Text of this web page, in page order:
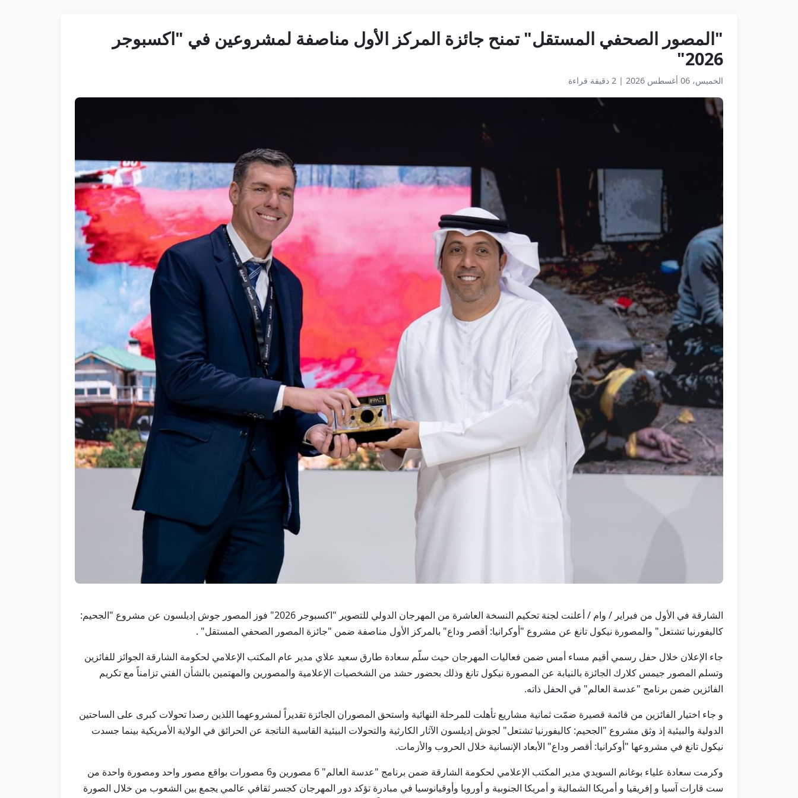
"المصور الصحفي المستقل" تمنح جائزة المركز الأول مناصفة لمشروعين في "اكسبوجر
2026"
الخميس، 06 أغسطس 2026 | 2 دقيقة قراءة
الشارقة في الأول من فبراير / وام / أعلنت لجنة تحكيم النسخة العاشرة من المهرجان الدولي للتصوير "اكسبوجر 2026" فوز المصور جوش إديلسون عن مشروع "الجحيم:
كاليفورنيا تشتعل" والمصورة نيكول تانغ عن مشروع "أوكرانيا: أقصر وداع" بالمركز الأول مناصفة ضمن "جائزة المصور الصحفي المستقل" .
جاء الإعلان خلال حفل رسمي أقيم مساء أمس ضمن فعاليات المهرجان حيث سلّم سعادة طارق سعيد علاي مدير عام المكتب الإعلامي لحكومة الشارقة الجوائز للفائزين
وتسلم المصور جيمس كلارك الجائزة بالنيابة عن المصورة نيكول تانغ وذلك بحضور حشد من الشخصيات الإعلامية والمصورين والمهتمين بالشأن الفني تزامناً مع تكريم
الفائزين ضمن برنامج "عدسة العالم" في الحفل ذاته.
و جاء اختيار الفائزين من قائمة قصيرة ضمّت ثمانية مشاريع تأهلت للمرحلة النهائية واستحق المصوران الجائزة تقديراً لمشروعهما اللذين رصدا تحولات كبرى على الساحتين
الدولية والبيئية إذ وثق مشروع "الجحيم: كاليفورنيا تشتعل" لجوش إديلسون الآثار الكارثية والتحولات البيئية القاسية الناتجة عن الحرائق في الولاية الأمريكية بينما جسدت
نيكول تانغ في مشروعها "أوكرانيا: أقصر وداع" الأبعاد الإنسانية خلال الحروب والأزمات.
وكرمت سعادة علياء بوغانم السويدي مدير المكتب الإعلامي لحكومة الشارقة ضمن برنامج "عدسة العالم" 6 مصورين و6 مصورات بواقع مصور واحد ومصورة واحدة من
ست قارات آسيا و إفريقيا و أمريكا الشمالية و أمريكا الجنوبية و أوروبا وأوقيانوسيا في مبادرة تؤكد دور المهرجان كجسر ثقافي عالمي يجمع بين الشعوب من خلال الصورة